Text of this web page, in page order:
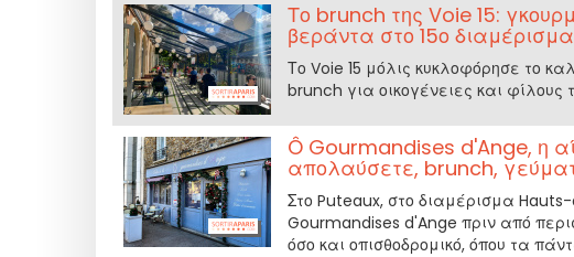
Το brunch της Voie 15:
βεράντα στο 15ο διαμέρισμα
Το Voie 15 μόλις κυκλοφόρησε το
brunch για οικογένειες και φίλους
Ô Gourmandises d'Ange, η
απολαύσετε, brunch,
Στο Puteaux, στο διαμέρισμα
Gourmandises d'Ange πριν από
όσο και οπισθοδρομικό, όπου τα